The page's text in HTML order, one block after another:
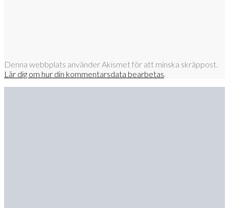
Denna webbplats använder Akismet för att minska skräppost.
Lär dig om hur din kommentarsdata bearbetas.